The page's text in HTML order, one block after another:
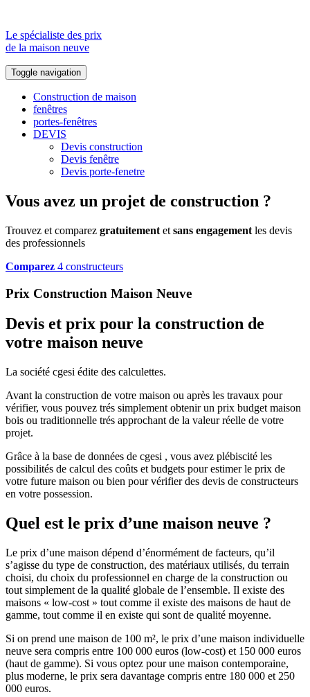
Le spécialiste des prix
de la maison neuve
Toggle navigation
Construction de maison
fenêtres
portes-fenêtres
DEVIS
Devis construction
Devis fenêtre
Devis porte-fenetre
Vous avez un projet de construction ?
Trouvez et comparez gratuitement et sans engagement les devis
des professionnels
Comparez 4 constructeurs
Prix Construction Maison Neuve
Devis et prix pour la construction de
votre maison neuve
La société cgesi édite des calculettes.
Avant la construction de votre maison ou après les travaux pour
vérifier, vous pouvez trés simplement obtenir un prix budget maison
bois ou traditionnelle trés approchant de la valeur réelle de votre
projet.
Grâce à la base de données de cgesi , vous avez plébiscité les
possibilités de calcul des coûts et budgets pour estimer le prix de
votre future maison ou bien pour vérifier des devis de constructeurs
en votre possession.
Quel est le prix d’une maison neuve ?
Le prix d’une maison dépend d’énormément de facteurs, qu’il
s’agisse du type de construction, des matériaux utilisés, du terrain
choisi, du choix du professionnel en charge de la construction ou
tout simplement de la qualité globale de l’ensemble. Il existe des
maisons « low-cost » tout comme il existe des maisons de haut de
gamme, tout comme il en existe qui sont de qualité moyenne.
Si on prend une maison de 100 m², le prix d’une maison individuelle
neuve sera compris entre 100 000 euros (low-cost) et 150 000 euros
(haut de gamme). Si vous optez pour une maison contemporaine,
plus moderne, le prix sera davantage compris entre 180 000 et 250
000 euros.